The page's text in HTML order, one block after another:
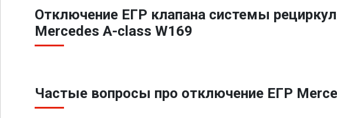
Отключение ЕГР клапана системы
Mercedes A-class W169
Частые вопросы про отключение ЕГР